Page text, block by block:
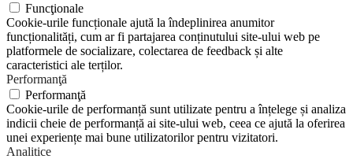
Funcţionale
Cookie-urile funcționale ajută la îndeplinirea anumitor
funcționalități, cum ar fi partajarea conținutului site-ului web pe
platformele de socializare, colectarea de feedback și alte
caracteristici ale terților.
Performanţă
Performanţă
Cookie-urile de performanță sunt utilizate pentru a înțelege și analiza
indicii cheie de performanță ai site-ului web, ceea ce ajută la oferirea
unei experiențe mai bune utilizatorilor pentru vizitatori.
Analitice